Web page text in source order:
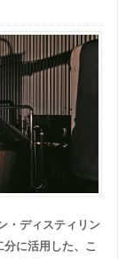
・ディスティリン
に活用した、こ